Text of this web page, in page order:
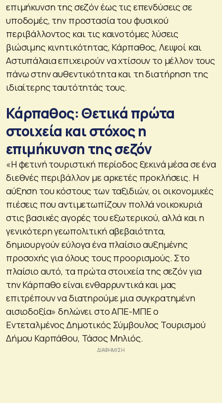
επιμήκυνση της σεζόν έως τις επενδύσεις σε
υποδομές, την προστασία του φυσικού
περιβάλλοντος και τις καινοτόμες λύσεις
βιώσιμης κινητικότητας, Κάρπαθος, Λειψοί και
Αστυπάλαια επιχειρούν να χτίσουν το μέλλον τους
πάνω στην αυθεντικότητα και τη διατήρηση της
ιδιαίτερης ταυτότητάς τους.
Κάρπαθος: Θετικά πρώτα
στοιχεία και στόχος η
επιμήκυνση της σεζόν
«Η φετινή τουριστική περίοδος ξεκινά μέσα σε ένα
διεθνές περιβάλλον με αρκετές προκλήσεις. Η
αύξηση του κόστους των ταξιδιών, οι οικονομικές
πιέσεις που αντιμετωπίζουν πολλά νοικοκυριά
στις βασικές αγορές του εξωτερικού, αλλά και η
γενικότερη γεωπολιτική αβεβαιότητα,
δημιουργούν εύλογα ένα πλαίσιο αυξημένης
προσοχής για όλους τους προορισμούς. Στο
πλαίσιο αυτό, τα πρώτα στοιχεία της σεζόν για
την Κάρπαθο είναι ενθαρρυντικά και μας
επιτρέπουν να διατηρούμε μια συγκρατημένη
αισιοδοξία» δηλώνει στο ΑΠΕ-ΜΠΕ ο
Εντεταλμένος Δημοτικός Σύμβουλος Τουρισμού
Δήμου Καρπάθου, Τάσος Μηλιός.